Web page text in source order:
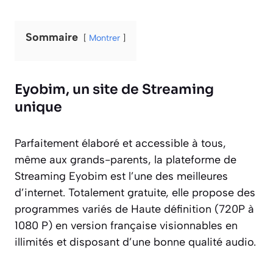
Sommaire Montrer
Eyobim, un site de Streaming
unique
Parfaitement élaboré et accessible à tous,
même aux grands-parents, la plateforme de
Streaming Eyobim est l’une des meilleures
d’internet. Totalement gratuite, elle propose des
programmes variés de Haute définition (720P à
1080 P) en version française visionnables en
illimités et disposant d’une bonne qualité audio.